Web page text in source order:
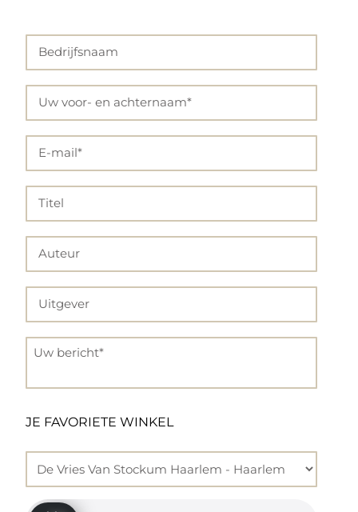
Bedrijfsnaam
Uw voor- en achternaam*
E-mail*
Titel
Auteur
Uitgever
JE FAVORIETE WINKEL